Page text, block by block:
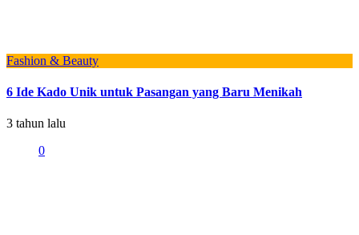
Fashion & Beauty
6 Ide Kado Unik untuk Pasangan yang Baru Menikah
3 tahun lalu
0